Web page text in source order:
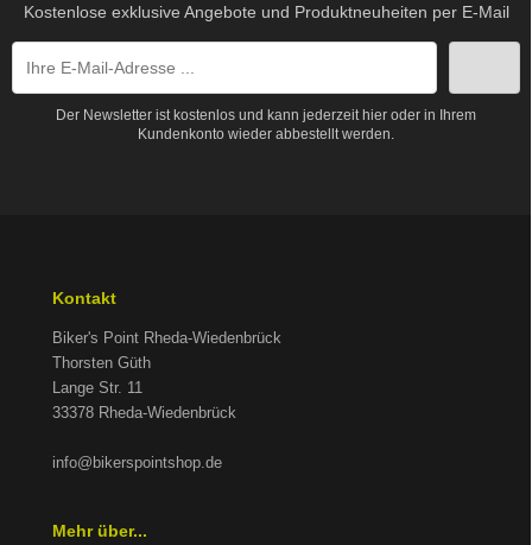
Kostenlose exklusive Angebote und Produktneuheiten per E-Mail
Der Newsletter ist kostenlos und kann jederzeit hier oder in Ihrem
Kundenkonto wieder abbestellt werden.
Kontakt
Biker's Point Rheda-Wiedenbrück
Thorsten Güth
Lange Str. 11
33378 Rheda-Wiedenbrück
info@bikerspointshop.de
Mehr über...